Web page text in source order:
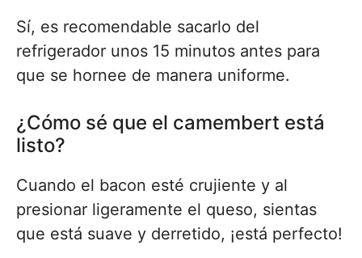
Sí, es recomendable sacarlo del
refrigerador unos 15 minutos antes para
que se hornee de manera uniforme.
¿Cómo sé que el camembert está
listo?
Cuando el bacon esté crujiente y al
presionar ligeramente el queso, sientas
que está suave y derretido, ¡está perfecto!